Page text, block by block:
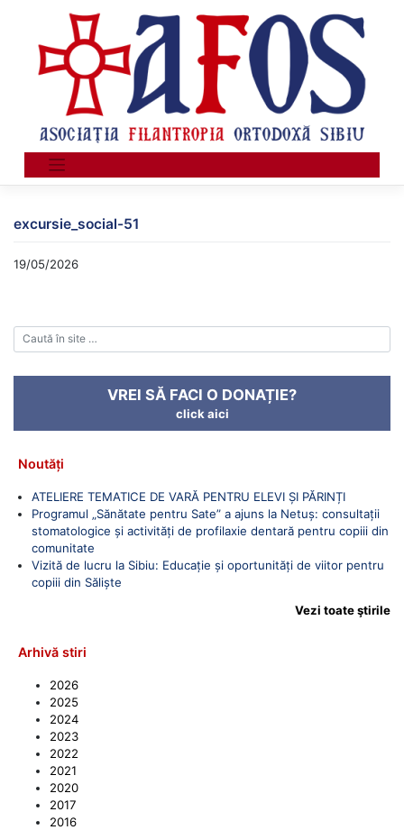
content
excursie_social-51
19/05/2026
VREI SĂ FACI O DONAȚIE?
click aici
Noutăți
ATELIERE TEMATICE DE VARĂ PENTRU ELEVI ȘI PĂRINȚI
Programul „Sănătate pentru Sate” a ajuns la Netuș: consultații
stomatologice și activități de profilaxie dentară pentru copiii din
comunitate
Vizită de lucru la Sibiu: Educație și oportunități de viitor pentru
copiii din Săliște
Vezi toate ştirile
Arhivă stiri
2026
2025
2024
2023
2022
2021
2020
2017
2016